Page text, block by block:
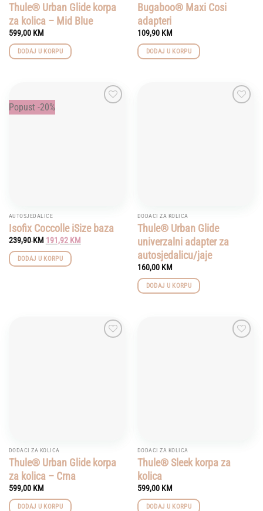
Thule® Urban Glide korpa
za kolica – Mid Blue
599,00 KM
DODAJ U KORPU
Bugaboo® Maxi Cosi
adapteri
109,90 KM
DODAJ U KORPU
Popust -20%
AUTOSJEDALICE
Isofix Coccolle iSize baza
239,90KM Original
price
was:
239,90 KM.
191,92 KMCurrent
price
DODAJ U KORPU
DODACI ZA KOLICA
Thule® Urban Glide
univerzalni adapter za
autosjedalicu/jaje
160,00 KM
DODAJ U KORPU
DODACI ZA KOLICA
Thule® Urban Glide korpa
za kolica – Crna
599,00 KM
DODAJ U KORPU
DODACI ZA KOLICA
Thule® Sleek korpa za
kolica
599,00 KM
DODAJ U KORPU